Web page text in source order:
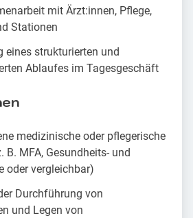
mit Ärzt:innen, Pflege,
Stationen
eines strukturierten und
Ablaufes im Tagesgeschäft
medizinische oder pflegerische
B. MFA, Gesundheits- und
oder vergleichbar)
Durchführung von
und Legen von